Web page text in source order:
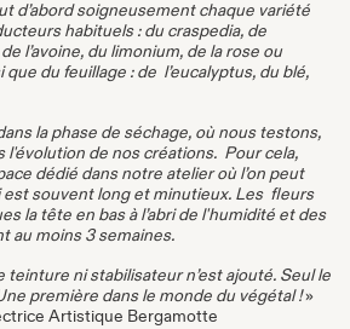
d’abord soigneusement chaque variété
habituels : du craspedia, de
l’avoine, du limonium, de la rose ou
du feuillage : de l’eucalyptus, du blé,
la phase de séchage, où nous testons,
l'évolution de nos créations. Pour cela,
dédié dans notre atelier où l’on peut
est souvent long et minutieux. Les fleurs
la tête en bas à l’abri de l'humidité et des
au moins 3 semaines.
teinture ni stabilisateur n’est ajouté. Seul le
première dans le monde du végétal !»
Artistique Bergamotte